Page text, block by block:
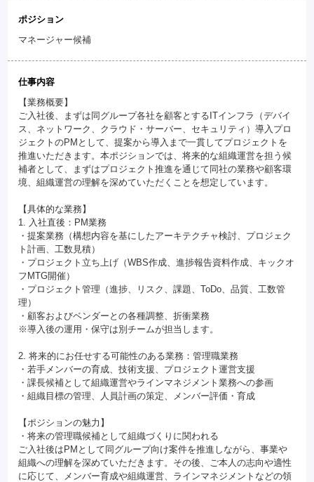
ポジション
マネージャー候補
仕事内容
【業務概要】
ご入社後、まずは同グループ各社を顧客とするITインフラ（デバイ
ス、ネットワーク、クラウド・サーバー、セキュリティ）導入プロ
ジェクトのPMとして、提案から導入まで一貫してプロジェクトを
推進いただきます。本ポジションでは、将来的な組織運営を担う候
補者として、まずはプロジェクト推進を通じて同社の業務や顧客環
境、組織運営の理解を深めていただくことを想定しています。
【具体的な業務】
1. 入社直後：PM業務
・提案業務（構想内容を基にしたアーキテクチャ検討、プロジェク
ト計画、工数見積）
・プロジェクト立ち上げ（WBS作成、進捗報告資料作成、キックオ
フMTG開催）
・プロジェクト管理（進捗、リスク、課題、ToDo、品質、工数管
理）
・顧客およびベンダーとの各種調整、折衝業務
※導入後の運用・保守は別チームが担当します。
2. 将来的にお任せする可能性のある業務：管理職業務
・若手メンバーの育成、技術支援、プロジェクト運営支援
・課長候補として組織運営やラインマネジメント業務への参画
・組織目標の管理、人員計画の策定、メンバー評価・育成
【ポジションの魅力】
・将来の管理職候補として組織づくりに関われる
ご入社後はPMとして同グループ向け案件を推進しながら、事業や
組織への理解を深めていただきます。その後、ご本人の志向や適性
に応じて、メンバー育成や組織運営、ラインマネジメントなどの領